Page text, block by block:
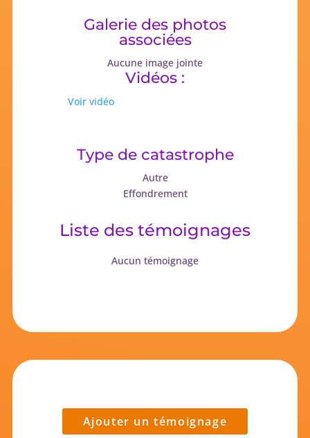
Galerie des photos
associées
Aucune image jointe
Vidéos :
Voir vidéo
Type de catastrophe
Autre
Effondrement
Liste des témoignages
Aucun témoignage
Ajouter un témoignage